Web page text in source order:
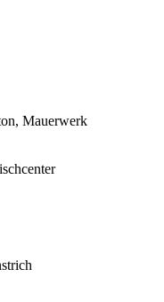
Mauerwerk